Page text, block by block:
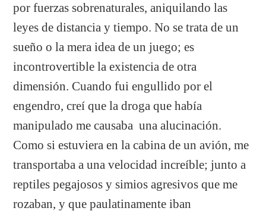
por fuerzas sobrenaturales, aniquilando las
leyes de distancia y tiempo. No se trata de un
sueño o la mera idea de un juego; es
incontrovertible la existencia de otra
dimensión. Cuando fui engullido por el
engendro, creí que la droga que había
manipulado me causaba una alucinación.
Como si estuviera en la cabina de un avión, me
transportaba a una velocidad increíble; junto a
reptiles pegajosos y simios agresivos que me
rozaban, y que paulatinamente iban